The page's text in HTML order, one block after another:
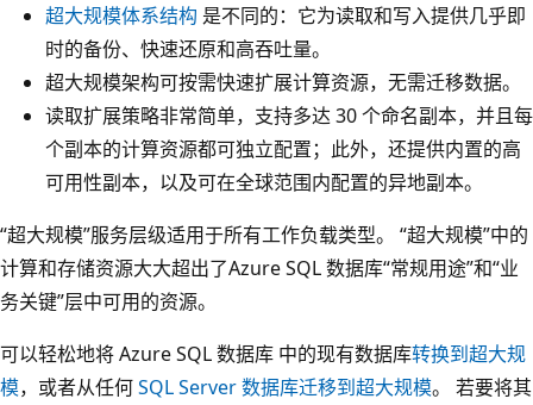
超大规模体系结构 是不同的：它为读取和写入提供几乎即
时的备份、快速还原和高吞吐量。
超大规模架构可按需快速扩展计算资源，无需迁移数据。
读取扩展策略非常简单，支持多达 30 个命名副本，并且每
个副本的计算资源都可独立配置；此外，还提供内置的高
可用性副本，以及可在全球范围内配置的异地副本。
“超大规模”服务层级适用于所有工作负载类型。 “超大规模”中的
计算和存储资源大大超出了Azure SQL 数据库“常规用途”和“业
务关键”层中可用的资源。
可以轻松地将 Azure SQL 数据库 中的现有数据库转换到超大规
模，或者从任何SQL Server 数据库迁移到超大规模。 若要将其